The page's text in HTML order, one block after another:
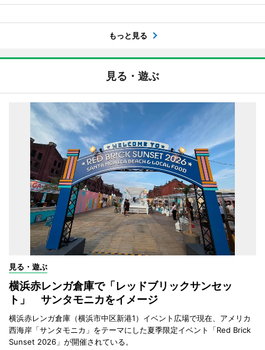
もっと見る
見る・遊ぶ
見る・遊ぶ
横浜赤レンガ倉庫で「レッドブリックサンセッ
ト」 サンタモニカをイメージ
横浜赤レンガ倉庫（横浜市中区新港1）イベント広場で現在、アメリカ
西海岸「サンタモニカ」をテーマにした夏季限定イベント「Red Brick
Sunset 2026」が開催されている。